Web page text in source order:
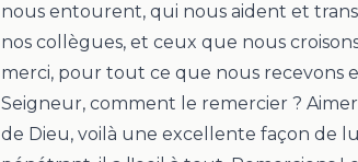
nous entourent, qui nous aident et
nos collègues, et ceux que nous
merci, pour tout ce que nous recevons
Seigneur, comment le remercier ?
de Dieu, voilà une excellente façon de